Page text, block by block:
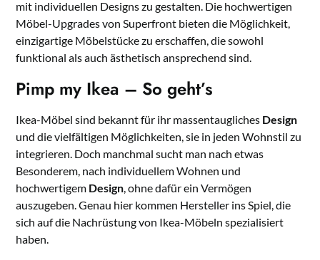
mit individuellen Designs zu gestalten. Die hochwertigen
Möbel-Upgrades von Superfront bieten die Möglichkeit,
einzigartige Möbelstücke zu erschaffen, die sowohl
funktional als auch ästhetisch ansprechend sind.
Pimp my Ikea – So geht’s
Ikea-Möbel sind bekannt für ihr massentaugliches Design
und die vielfältigen Möglichkeiten, sie in jeden Wohnstil zu
integrieren. Doch manchmal sucht man nach etwas
Besonderem, nach individuellem Wohnen und
hochwertigem Design, ohne dafür ein Vermögen
auszugeben. Genau hier kommen Hersteller ins Spiel, die
sich auf die Nachrüstung von Ikea-Möbeln spezialisiert
haben.